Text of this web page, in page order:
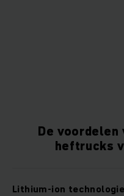
De
heftrucks
Lithium-ion technologie